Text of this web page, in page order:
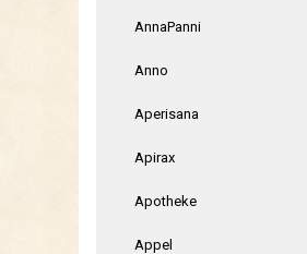
AnnaPanni
Anno
Aperisana
Apirax
Apotheke
Appel